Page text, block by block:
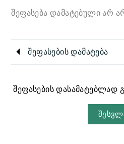
შეფასება დამატებული არ
შეფასების დამატება
შეფასების დასამატებლად